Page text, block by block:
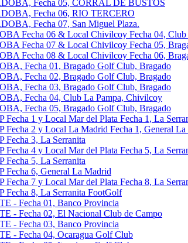
Fecha 05, CORRAL DE BUSTOS
Fecha 06, RIO TERCERO
Fecha 07, San Miguel Plaza.
Fecha 06 & Local Chivilcoy Fecha 04,
Fecha 07 & Local Chivilcoy Fecha 05,
Fecha 08 & Local Chivilcoy Fecha 06,
Fecha 01, Bragado Golf Club, Bragado
Fecha 02, Bragado Golf Club, Bragado
Fecha 03, Bragado Golf Club, Bragado
Fecha 04, Club La Pampa, Chivilcoy
Fecha 05, Bragado Golf Club, Bragado
Fecha 1 y Local Mar del Plata Fecha 1, La
Fecha 2 y Local La Madrid Fecha 1, General
Fecha 3, La Serranita
Fecha 4 y Local Mar del Plata Fecha 5, La
Fecha 5, La Serranita
Fecha 6, General La Madrid
Fecha 7 y Local Mar del Plata Fecha 8, La
Fecha 8, La Serranita FootGolf
- Fecha 01, Banco Provincia
- Fecha 02, El Nacional Club de Campo
- Fecha 03, Banco Provincia
- Fecha 04, Ocaragua Golf Club